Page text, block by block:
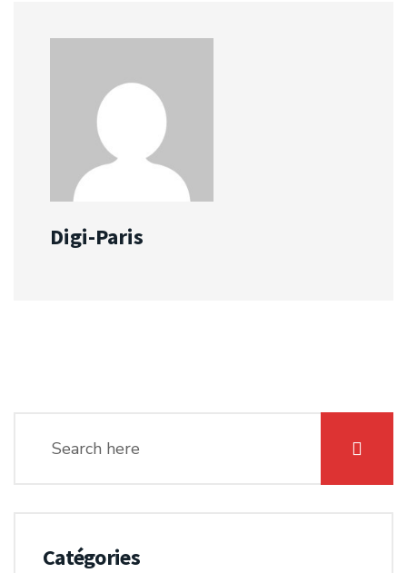
Digi-Paris
Catégories